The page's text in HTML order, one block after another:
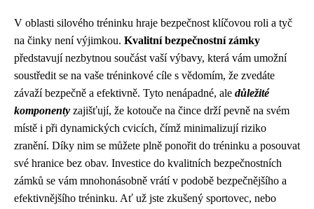
V oblasti silového tréninku hraje bezpečnost klíčovou roli a tyč
na činky není výjimkou. Kvalitní bezpečnostní zámky
představují nezbytnou součást vaší výbavy, která vám umožní
soustředit se na vaše tréninkové cíle s vědomím, že zvedáte
závaží bezpečně a efektivně. Tyto nenápadné, ale důležité
komponenty zajišťují, že kotouče na čince drží pevně na svém
místě i při dynamických cvicích, čímž minimalizují riziko
zranění. Díky nim se můžete plně ponořit do tréninku a posouvat
své hranice bez obav. Investice do kvalitních bezpečnostních
zámků se vám mnohonásobně vrátí v podobě bezpečnějšího a
efektivnějšího tréninku. Ať už jste zkušený sportovec, nebo